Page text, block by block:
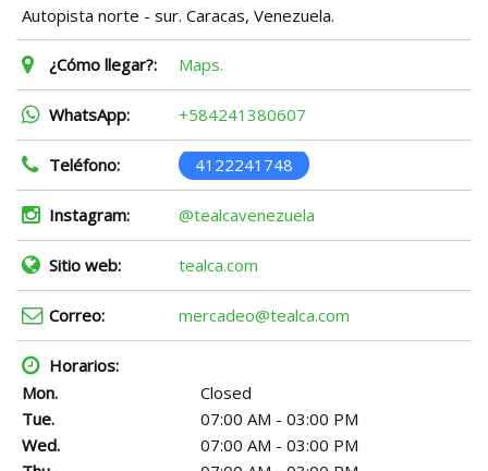
Autopista norte - sur. Caracas, Venezuela.
¿Cómo llegar?: Maps.
WhatsApp: +584241380607
Teléfono: 4122241748
Instagram: @tealcavenezuela
Sitio web: tealca.com
Correo: mercadeo@tealca.com
Horarios:
Mon.
Closed
Tue.
07:00 AM - 03:00 PM
Wed.
07:00 AM - 03:00 PM